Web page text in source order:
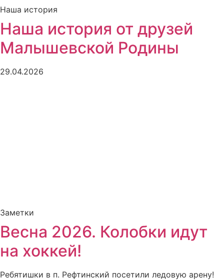
Наша история
Наша история от друзей
Малышевской Родины
29.04.2026
Заметки
Весна 2026. Колобки идут
на хоккей!
Ребятишки в п. Рефтинский посетили ледовую арену!